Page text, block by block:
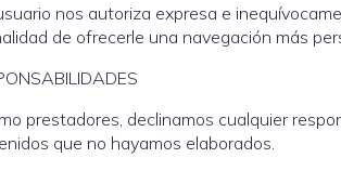
nos autoriza expresa e
de ofrecerle una navegación más
prestadores, declinamos cualquier
que no hayamos elaborados.